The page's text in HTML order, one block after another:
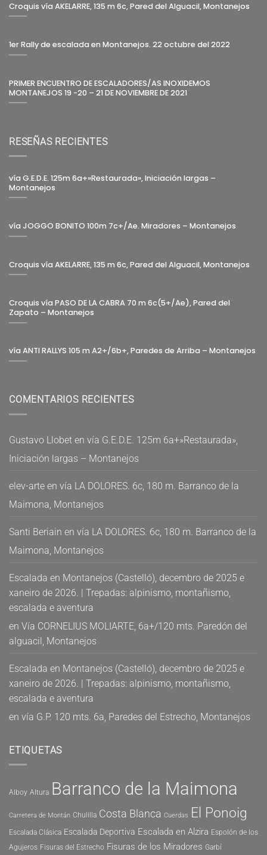
Croquis vía AKELARRE, 135 m 6c, Pared del Alguacil, Montanejos
1er Rally de escalada en Montanejos. 22 octubre del 2022
PRIMER ENCUENTRO DE ESCALADORES/AS INOXIDEMOS
MONTANEJOS 19 -20 – 21 DE NOVIEMBRE DE 2021
RESEÑAS RECIENTES
vía G.E.D.E. 125m 6a+»Restaurada», Iniciación largas –
Montanejos
vía JOGGO BONITO 100m 7c+/Ae. Miradores – Montanejos
Croquis vía AKELARRE, 135 m 6c, Pared del Alguacil, Montanejos
Croquis vía PASO DE LA CABRA 70 m 6c(5+/Ae), Pared del
Zapato – Montanejos
vía ANTI RALLYS 105 m A2+/6b+, Paredes de Arriba – Montanejos
COMENTARIOS RECIENTES
Gustavo Llobet en vía G.E.D.E. 125m 6a+»Restaurada»,
Iniciación largas – Montanejos
elev-arte en vía LA DOLORES. 6c, 180 m. Barranco de la
Maimona, Montanejos
Santi Beriain en vía LA DOLORES. 6c, 180 m. Barranco de la
Maimona, Montanejos
Escalada en Montanejos (Castelló), decembro de 2025 e
xaneiro de 2026. | Trepadas: alpinismo, montañismo,
escalada e aventura
en Vía CORNELIUS MOLIARTE, 6a+/120 mts. Paredón del
alguacil, Montanejos
Escalada en Montanejos (Castelló), decembro de 2025 e
xaneiro de 2026. | Trepadas: alpinismo, montañismo,
escalada e aventura
en vía G.P. 120 mts. 6a, Paredes del Estrecho, Montanejos
ETIQUETAS
Alboy Altura Barranco de la Maimona
Carretera de Montán Chulilla Costa Blanca Cuerdas El Ponoig
Escalada Clásica Escalada Deportiva Escalada en Alzira Espolón de los
Agujeros Fisuras del Estrecho Fisuras de los Miradores Garbí